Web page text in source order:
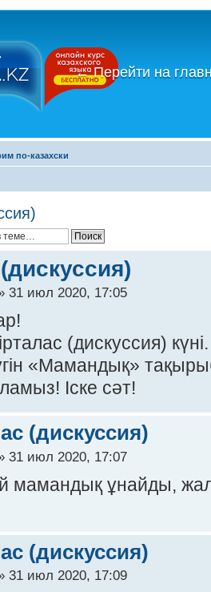
←Перейти на
по-казахски
31 июл 2020, 17:05
(дискуссия) күні.
«Мамандық»
Іске сәт!
(дискуссия)
31 июл 2020, 17:07
мамандық ұнайды,
(дискуссия)
31 июл 2020, 17:09